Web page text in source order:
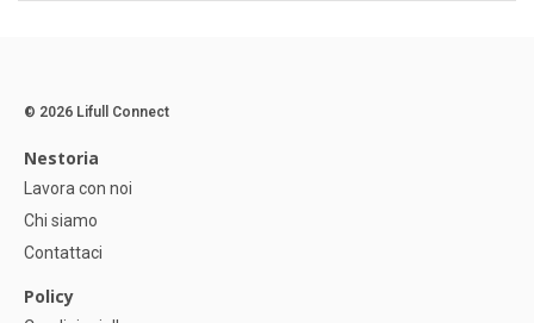
© 2026 Lifull Connect
Nestoria
Lavora con noi
Chi siamo
Contattaci
Policy